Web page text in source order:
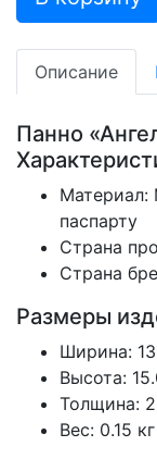
Описание
Панно
Материал:
паспарту
Страна
Страна
Размеры
Ширина:
Высота:
Толщина:
Вес: 0.15 кг